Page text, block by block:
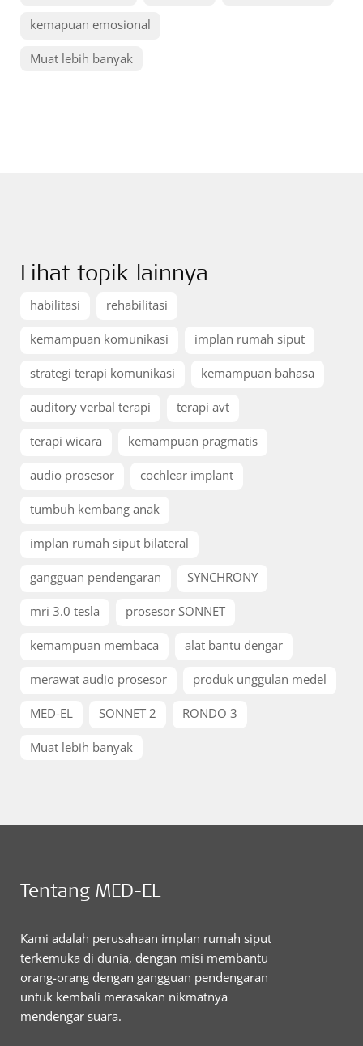
kemapuan emosional
Muat lebih banyak
Lihat topik lainnya
habilitasi rehabilitasi
kemampuan komunikasi implan rumah siput
strategi terapi komunikasi kemampuan bahasa
auditory verbal terapi terapi avt
terapi wicara kemampuan pragmatis
audio prosesor cochlear implant
tumbuh kembang anak
implan rumah siput bilateral
gangguan pendengaran SYNCHRONY
mri 3.0 tesla prosesor SONNET
kemampuan membaca alat bantu dengar
merawat audio prosesor produk unggulan medel
MED-EL SONNET 2 RONDO 3
Muat lebih banyak
Tentang MED-EL
Kami adalah perusahaan implan rumah siput
terkemuka di dunia, dengan misi membantu
orang-orang dengan gangguan pendengaran
untuk kembali merasakan nikmatnya
mendengar suara.